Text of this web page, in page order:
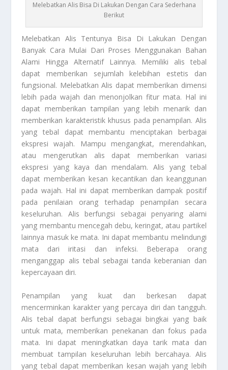
Melebatkan Alis Bisa Di Lakukan Dengan Cara Sederhana
Berikut
Melebatkan Alis Tentunya Bisa Di Lakukan Dengan
Banyak Cara Mulai Dari Proses Menggunakan Bahan
Alami Hingga Alternatif Lainnya. Memiliki alis tebal
dapat memberikan sejumlah kelebihan estetis dan
fungsional. Melebatkan Alis dapat memberikan dimensi
lebih pada wajah dan menonjolkan fitur mata. Hal ini
dapat memberikan tampilan yang lebih menarik dan
memberikan karakteristik khusus pada penampilan. Alis
yang tebal dapat membantu menciptakan berbagai
ekspresi wajah. Mampu mengangkat, merendahkan,
atau mengerutkan alis dapat memberikan variasi
ekspresi yang kaya dan mendalam. Alis yang tebal
dapat memberikan kesan kecantikan dan keanggunan
pada wajah. Hal ini dapat memberikan dampak positif
pada penilaian orang terhadap penampilan secara
keseluruhan. Alis berfungsi sebagai penyaring alami
yang membantu mencegah debu, keringat, atau partikel
lainnya masuk ke mata. Ini dapat membantu melindungi
mata dari iritasi dan infeksi. Beberapa orang
menganggap alis tebal sebagai tanda keberanian dan
kepercayaan diri.
Penampilan yang kuat dan berkesan dapat
mencerminkan karakter yang percaya diri dan tangguh.
Alis tebal dapat berfungsi sebagai bingkai yang baik
untuk mata, memberikan penekanan dan fokus pada
mata. Ini dapat meningkatkan daya tarik mata dan
membuat tampilan keseluruhan lebih bercahaya. Alis
yang tebal dapat memberikan kesan wajah yang lebih